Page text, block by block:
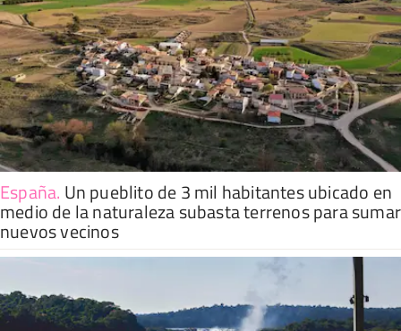
España. Un pueblito de 3 mil habitantes ubicado en
medio de la naturaleza subasta terrenos para sumar
nuevos vecinos